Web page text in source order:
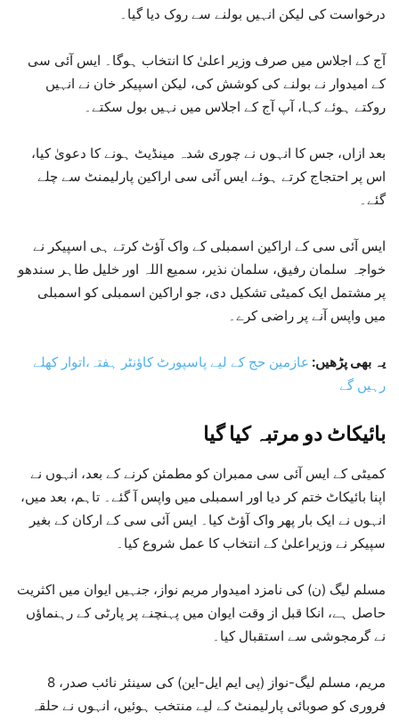
درخواست کی لیکن انہیں بولنے سے روک دیا گیا۔
آج کے اجلاس میں صرف وزیر اعلیٰ کا انتخاب ہوگا۔ ایس آئی سی
کے امیدوار نے بولنے کی کوشش کی، لیکن اسپیکر خان نے انہیں
روکتے ہوئے کہا، آپ آج کے اجلاس میں نہیں بول سکتے۔
بعد ازاں، جس کا انہوں نے چوری شدہ مینڈیٹ ہونے کا دعویٰ کیا،
اس پر احتجاج کرتے ہوئے ایس آئی سی اراکین پارلیمنٹ سے چلے
گئے۔
ایس آئی سی کے اراکین اسمبلی کے واک آؤٹ کرتے ہی اسپیکر نے
خواجہ سلمان رفیق، سلمان نذیر، سمیع اللہ اور خلیل طاہر سندھو
پر مشتمل ایک کمیٹی تشکیل دی، جو اراکین اسمبلی کو اسمبلی
میں واپس آنے پر راضی کرے۔
یہ بھی پڑھیں: عازمین حج کے لیے پاسپورٹ کاؤنٹر ہفتہ،اتوار کھلے
رہیں گے
بائیکاٹ دو مرتبہ کیا گیا
کمیٹی کے ایس آئی سی ممبران کو مطمئن کرنے کے بعد، انہوں نے
اپنا بائیکاٹ ختم کر دیا اور اسمبلی میں واپس آ گئے۔ تاہم، بعد میں،
انہوں نے ایک بار پھر واک آؤٹ کیا۔ ایس آئی سی کے ارکان کے بغیر
سپیکر نے وزیراعلیٰ کے انتخاب کا عمل شروع کیا۔
مسلم لیگ (ن) کی نامزد امیدوار مریم نواز، جنہیں ایوان میں اکثریت
حاصل ہے، انکا قبل از وقت ایوان میں پہنچنے پر پارٹی کے رہنماؤں
نے گرمجوشی سے استقبال کیا۔
مریم، مسلم لیگ-نواز (پی ایم ایل-این) کی سینئر نائب صدر، 8
فروری کو صوبائی پارلیمنٹ کے لیے منتخب ہوئیں، انہوں نے حلقہ